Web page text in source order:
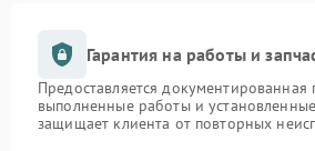
Гарантия на работы и
Предоставляется документированная
выполненные работы и
защищает клиента от повторных